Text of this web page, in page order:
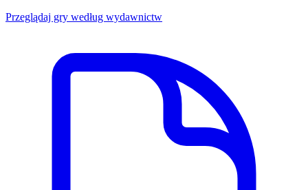
Przeglądaj gry według wydawnictw